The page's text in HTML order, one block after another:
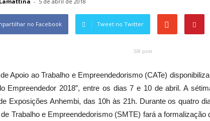
no Facebook Tweet no Twitter
SB post
Apoio ao Trabalho e Empreendedorismo (CATe)
Empreendedor 2018”, entre os dias 7 e 10 de abril. A
Exposições Anhembi, das 10h às 21h. Durante os quatro
Trabalho e Empreendedorismo (SMTE) fará a formalização